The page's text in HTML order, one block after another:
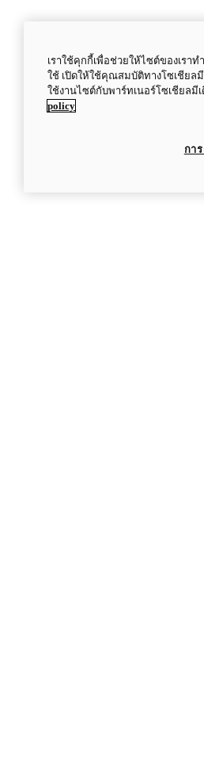
เราใช้คุกกี้เพื่อช่วยให้ไซต์ของเรา
ใช้ เปิดให้ใช้คุณสมบัติทางโซเชียลมี
ใช้งานไซต์กับพาร์ทเนอร์โซเชียลมี
policy
กา